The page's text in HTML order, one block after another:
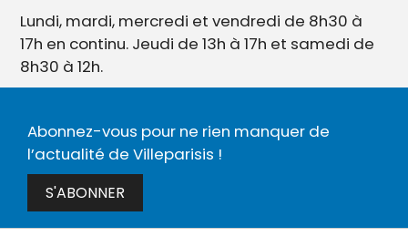
Lundi, mardi, mercredi et vendredi de 8h30 à
17h en continu. Jeudi de 13h à 17h et samedi de
8h30 à 12h.
Abonnez-vous pour ne rien manquer de
l’actualité de Villeparisis !
S'ABONNER